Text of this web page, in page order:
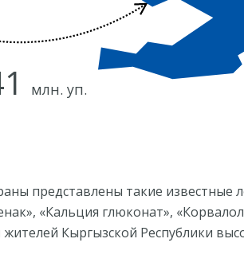
млн. уп.
представлены такие известные
«Кальция глюконат»,
Кыргызской Республики